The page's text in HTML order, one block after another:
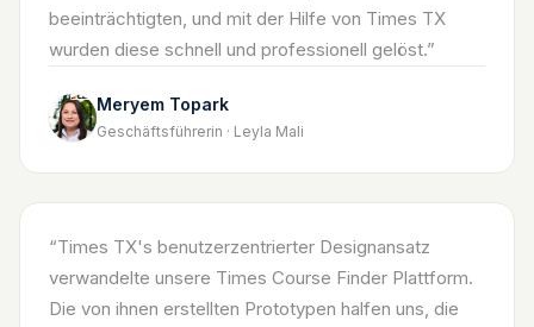
beeinträchtigten, und mit der Hilfe von Times TX
wurden diese schnell und professionell gelöst.”
Meryem Topark
Geschäftsführerin · Leyla Mali
“Times TX's benutzerzentrierter Designansatz
verwandelte unsere Times Course Finder Plattform.
Die von ihnen erstellten Prototypen halfen uns, die